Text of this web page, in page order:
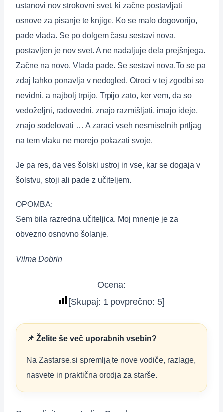
ustanovi nov strokovni svet, ki začne postavljati
osnove za pisanje te knjige. Ko se malo dogovorijo,
pade vlada. Se po dolgem času sestavi nova,
postavljen je nov svet. A ne nadaljuje dela prejšnjega.
Začne na novo. Vlada pade. Se sestavi nova.To se pa
zdaj lahko ponavlja v nedogled. Otroci v tej zgodbi so
nevidni, a najbolj trpijo. Trpijo zato, ker vem, da so
vedoželjni, radovedni, znajo razmišljati, imajo ideje,
znajo sodelovati … A zaradi vseh nesmiselnih prtljag
na tem vlaku ne morejo pokazati svoje.
Je pa res, da ves šolski ustroj in vse, kar se dogaja v
šolstvu, stoji ali pade z učiteljem.
OPOMBA:
Sem bila razredna učiteljica. Moj mnenje je za
obvezno osnovno šolanje.
Vilma Dobrin
Ocena:
[Skupaj: 1 povprečno: 5]
📌 Želite še več uporabnih vsebin?
Na Zastarse.si spremljajte nove vodiče, razlage,
nasvete in praktična orodja za starše.